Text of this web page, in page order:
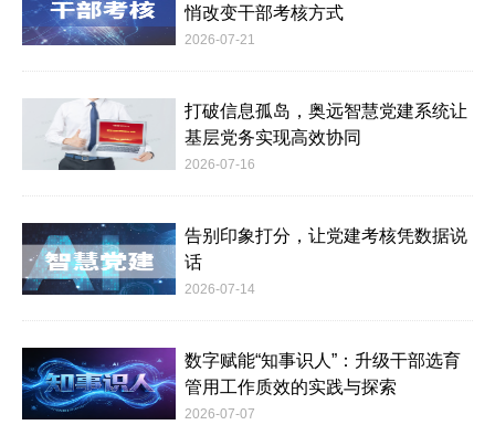
悄改变干部考核方式
2026-07-21
打破信息孤岛，奥远智慧党建系统让
基层党务实现高效协同
2026-07-16
告别印象打分，让党建考核凭数据说
话
2026-07-14
数字赋能“知事识人”：升级干部选育
管用工作质效的实践与探索
2026-07-07